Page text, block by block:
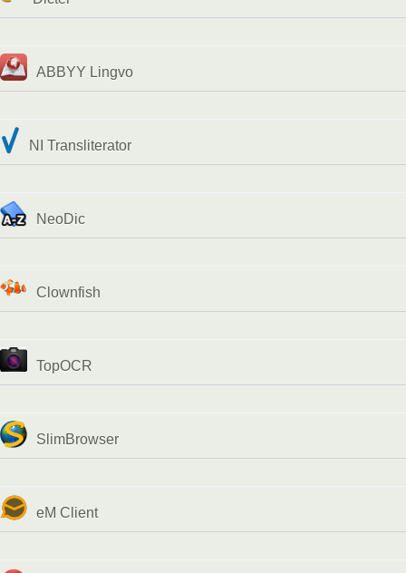
ABBYY Lingvo
NI Transliterator
NeoDic
Clownfish
TopOCR
SlimBrowser
eM Client